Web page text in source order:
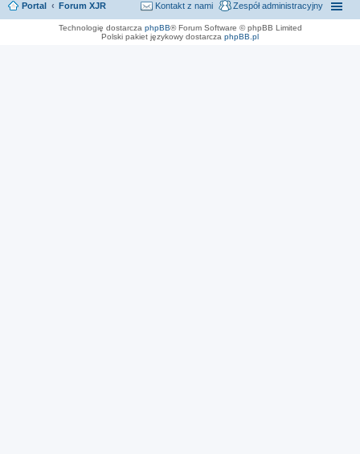
Portal Forum XJR Zespół administracyjny
Kontakt z nami
Technologię dostarcza phpBB® Forum Software © phpBB Limited
Polski pakiet językowy dostarcza phpBB.pl